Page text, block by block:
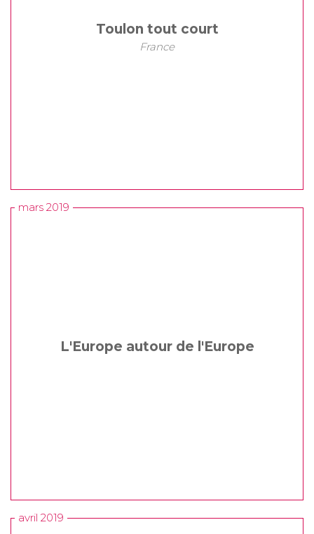
Toulon tout court
France
mars 2019
L'Europe autour de l'Europe
avril 2019